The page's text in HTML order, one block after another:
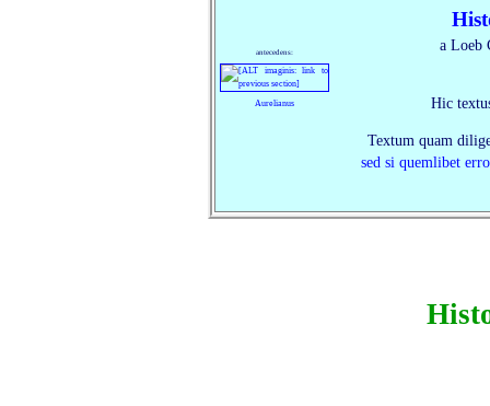
antecedens:
Aurelianus
a Loeb
Hic
Textum quam
sed si quemlibet